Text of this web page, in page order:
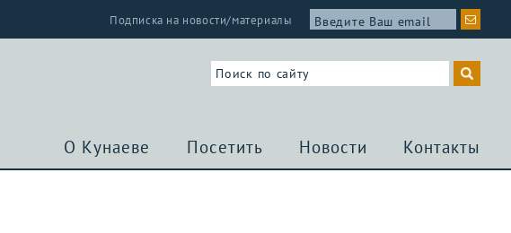
Подписка на новости/материалы
О Кунаеве Посетить Новости Контакты